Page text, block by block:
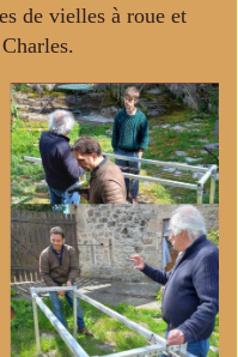
de vielles à roue et